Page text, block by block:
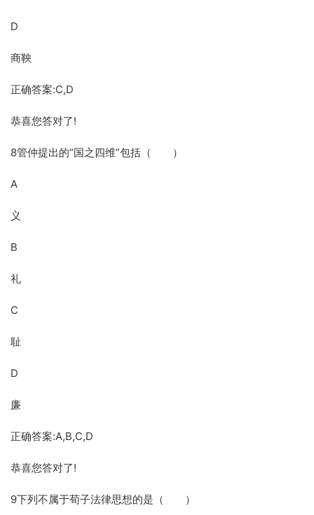
D
商鞅
正确答案:C,D
恭喜您答对了!
8管仲提出的“国之四维”包括（ ）
A
义
B
礼
C
耻
D
廉
正确答案:A,B,C,D
恭喜您答对了!
9下列不属于荀子法律思想的是（ ）